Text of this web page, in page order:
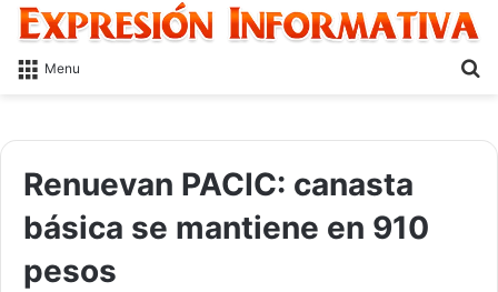
Menu
Renuevan PACIC: canasta
básica se mantiene en 910
pesos